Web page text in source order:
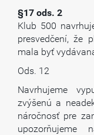
§17 ods. 2
Klub 500
presvedčení, že
mala byť
Ods. 12
Navrhujeme
zvýšenú a
náročnosť pre
upozorňujeme